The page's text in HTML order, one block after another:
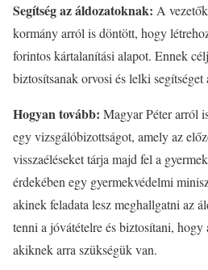
Segítség az áldozatoknak: A
kormány arról is döntött, hogy
forintos kártalanítási alapot. Ennek
biztosítsanak orvosi és lelki
Hogyan tovább: Magyar Péter arról
egy vizsgálóbizottságot, amely az
visszaéléseket tárja majd fel a
érdekében egy gyermekvédelmi
akinek feladata lesz meghallgatni az
tenni a jóvátételre és biztosítani, hogy
akiknek arra szükségük van.